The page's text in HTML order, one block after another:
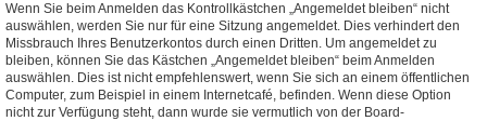
Wenn Sie beim Anmelden das Kontrollkästchen „Angemeldet bleiben“ nicht
auswählen, werden Sie nur für eine Sitzung angemeldet. Dies verhindert den
Missbrauch Ihres Benutzerkontos durch einen Dritten. Um angemeldet zu
bleiben, können Sie das Kästchen „Angemeldet bleiben“ beim Anmelden
auswählen. Dies ist nicht empfehlenswert, wenn Sie sich an einem öffentlichen
Computer, zum Beispiel in einem Internetcafé, befinden. Wenn diese Option
nicht zur Verfügung steht, dann wurde sie vermutlich von der Board-